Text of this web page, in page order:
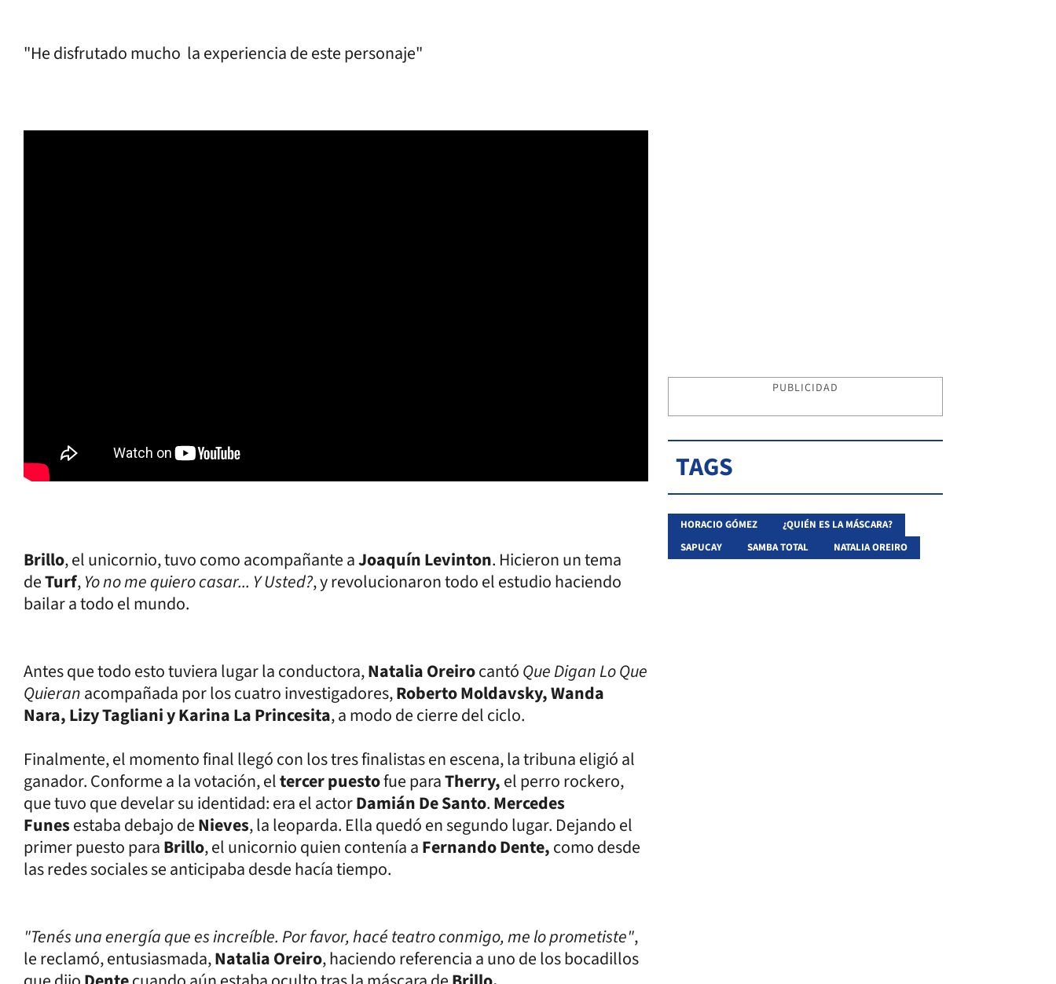
"He disfrutado mucho la experiencia de este personaje"
Brillo, el unicornio, tuvo como acompañante aJoaquín Levinton. Hicieron un tema
deTurf,Yo no me quiero casar... Y Usted?, y revolucionaron todo el estudio haciendo
bailar a todo el mundo.
Antes que todo esto tuviera lugar la conductora,Natalia OreirocantóQue Digan Lo Que
Quieranacompañada por los cuatro investigadores,Roberto Moldavsky, Wanda
Nara, Lizy Tagliani y Karina La Princesita, a modo de cierre del ciclo.
Finalmente, el momento final llegó con los tres finalistas en escena, la tribuna eligió al
ganador. Conforme a la votación, eltercer puestofue paraTherry,el perro rockero,
que tuvo que develar su identidad: era el actorDamián De Santo.Mercedes
Funesestaba debajo deNieves, la leoparda. Ella quedó en segundo lugar. Dejando el
primer puesto paraBrillo, el unicornio quien contenía aFernando Dente,como desde
las redes sociales se anticipaba desde hacía tiempo.
"Tenés una energía que es increíble. Por favor, hacé teatro conmigo, me lo prometiste",
le reclamó, entusiasmada,Natalia Oreiro, haciendo referencia a uno de los bocadillos
PUBLICIDAD
TAGS
HORACIO GÓMEZ
¿QUIÉN ES LA MÁSCARA?
SAPUCAY
SAMBA TOTAL NATALIA OREIRO